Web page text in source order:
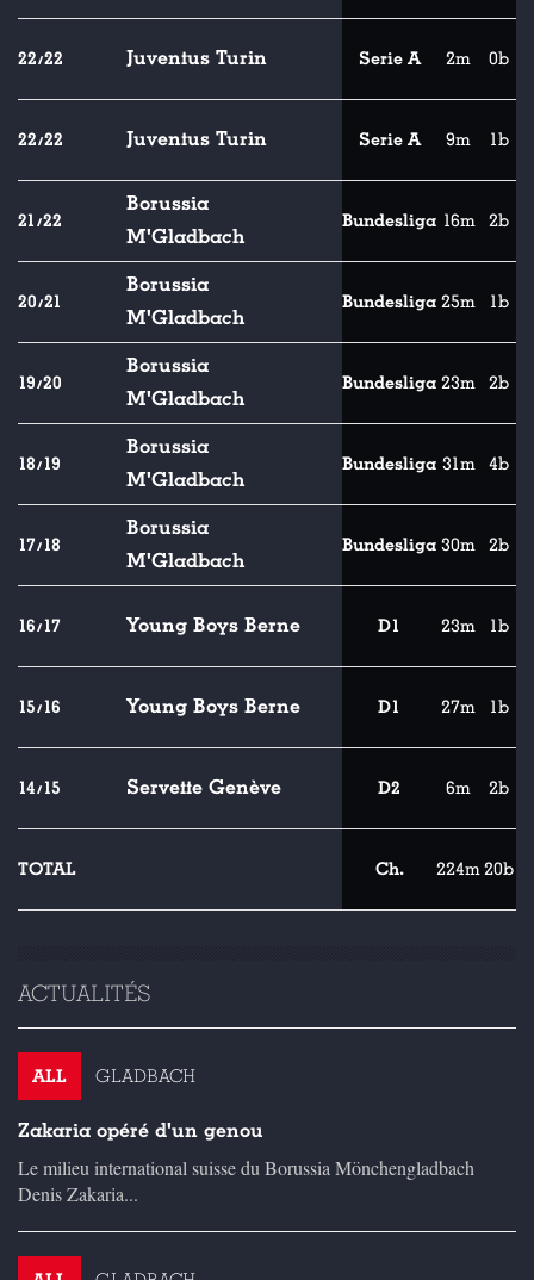
22/22 Juventus Turin Serie A 2m 0b
22/22 Juventus Turin Serie A 9m 1b
21/22
Borussia
M'Gladbach
Bundesliga 16m 2b
20/21
Borussia
M'Gladbach
Bundesliga 25m 1b
19/20
Borussia
M'Gladbach
Bundesliga 23m 2b
18/19
Borussia
M'Gladbach
Bundesliga 31m 4b
17/18
Borussia
M'Gladbach
Bundesliga 30m 2b
16/17 Young Boys Berne D1 23m 1b
15/16 Young Boys Berne D1 27m 1b
14/15 Servette Genève D2 6m 2b
TOTAL Ch. 224m20b
ACTUALITÉS
ALL GLADBACH
Zakaria opéré d'un genou
Le milieu international suisse du Borussia Mönchengladbach
Denis Zakaria...